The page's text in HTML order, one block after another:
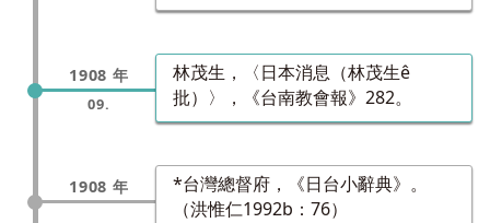
1908 年
09.
林茂生，〈日本消息（林茂生ê
批）〉，《台南教會報》282。
1908 年
*台灣總督府，《日台小辭典》。
（洪惟仁1992b：76）